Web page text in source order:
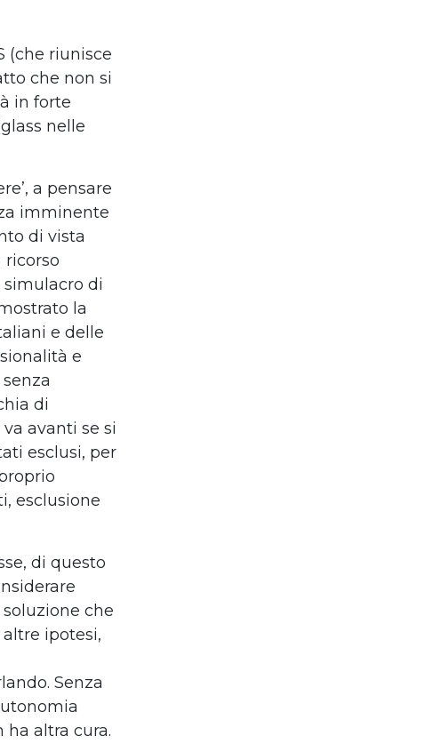
(che riunisce
che non si
in forte
nelle
a pensare
imminente
di vista
ricorso
di
la
e delle
e
di
avanti se si
esclusi, per
esclusione
di questo
che
ipotesi,
Senza
altra cura.